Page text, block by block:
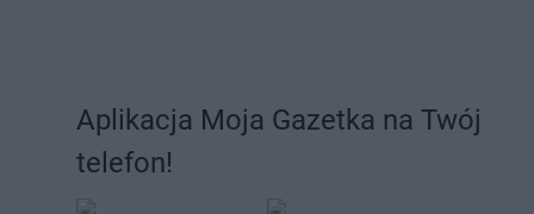
Aplikacja Moja Gazetka na Twój
telefon!